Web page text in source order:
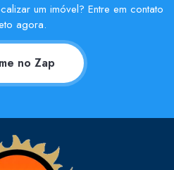
um imóvel? Entre em contato
agora.
no Zap